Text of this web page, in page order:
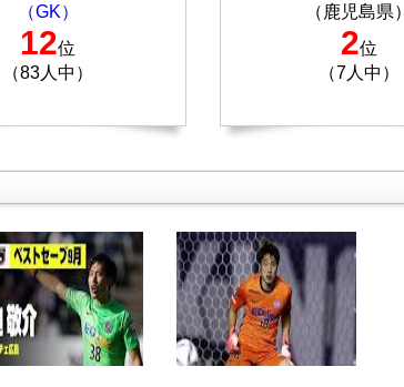
（GK）
12位
（83人中）
（鹿児島県）
2位
（7人中）